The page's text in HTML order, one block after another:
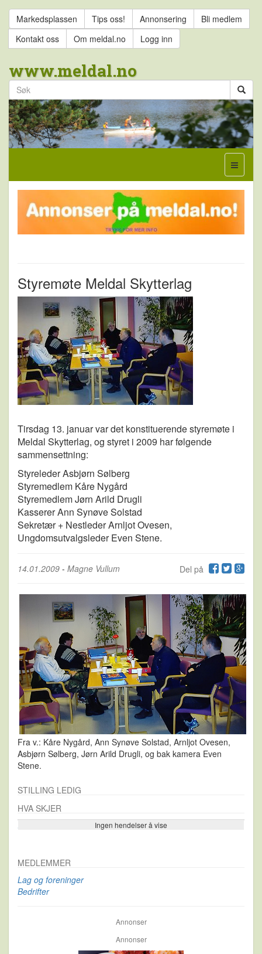
Markedsplassen Tips oss! Annonsering
Bli medlem
Kontakt oss
Om meldal.no Logg inn
www.meldal.no
Styremøte Meldal Skytterlag
Tirsdag 13. januar var det konstituerende styremøte i
Meldal Skytterlag, og styret i 2009 har følgende
sammensettning:
Styreleder Asbjørn Sølberg
Styremedlem Kåre Nygård
Styremedlem Jørn Arild Drugli
Kasserer Ann Synøve Solstad
Sekretær + Nestleder Arnljot Ovesen,
Ungdomsutvalgsleder Even Stene.
Del på
14.01.2009 - Magne Vullum
Fra v.: Kåre Nygård, Ann Synøve Solstad, Arnljot Ovesen,
Asbjørn Sølberg, Jørn Arild Drugli, og bak kamera Even
Stene.
STILLING LEDIG
HVA SKJER
Ingen hendelser å vise
Se flere…
MEDLEMMER
Lag og foreninger
Bedrifter
Annonser
Annonser